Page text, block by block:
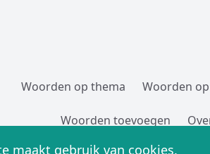
Woorden op thema Woorden
Woorden toevoegen
maakt gebruik van cookies.